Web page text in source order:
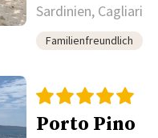
Sardinien, Cagliari
Familienfreundlich
Porto Pino